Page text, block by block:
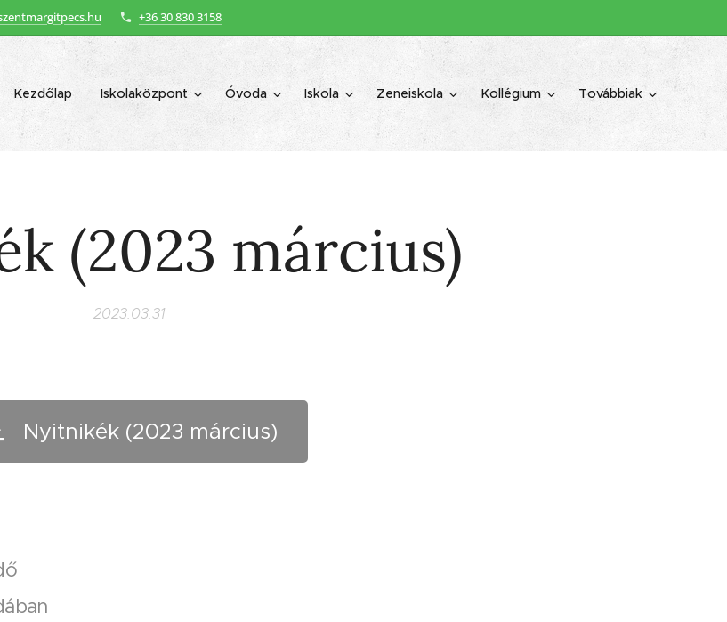
+36 30 830 3158
Kezdőlap Iskolaközpont Óvoda Iskola Zeneiskola Kollégium Továbbiak
(2023 március)
2023.03.31
Nyitnikék (2023 március)